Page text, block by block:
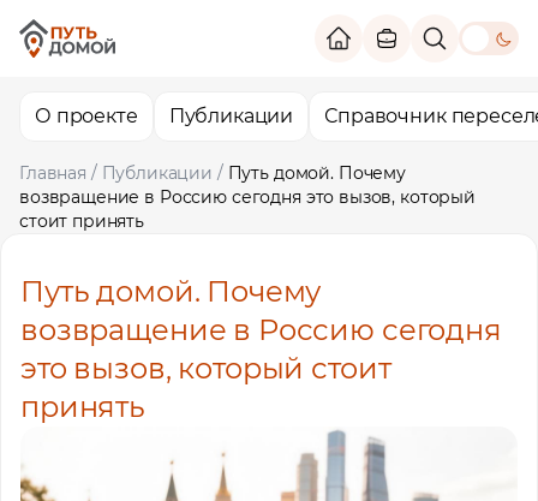
theme
О проекте Публикации Справочник
Главная / Публикации / Путь домой. Почему
возвращение в Россию сегодня это вызов, который
стоит принять
Путь домой. Почему
возвращение в Россию сегодня
это вызов, который стоит
принять